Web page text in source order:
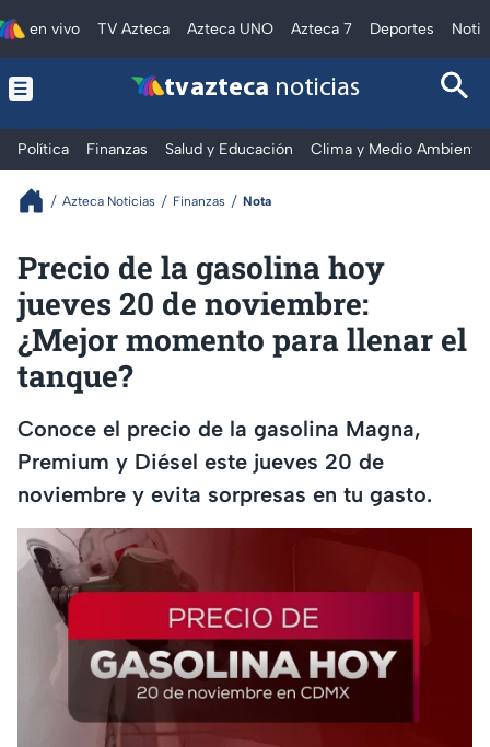
en vivo TV Azteca Azteca UNO Azteca 7 Deportes
tv azteca noticias
Política Finanzas Salud y Educación Clima y Medio Ambiente
Azteca Noticias Finanzas Nota
Precio de la gasolina hoy
jueves 20 de noviembre:
¿Mejor momento para llenar el
tanque?
Conoce el precio de la gasolina Magna,
Premium y Diésel este jueves 20 de
noviembre y evita sorpresas en tu gasto.